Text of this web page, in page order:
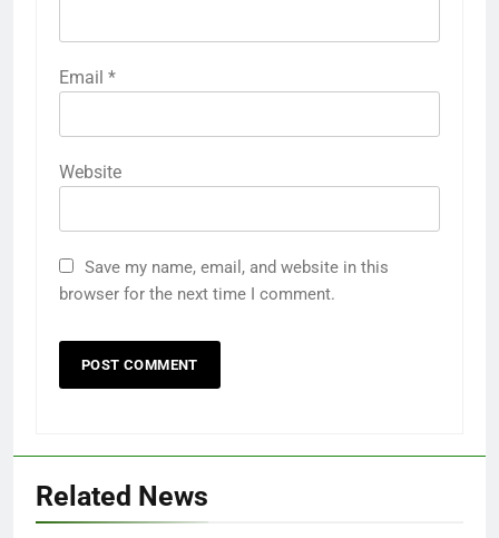
Email *
Website
Save my name, email, and website in this
browser for the next time I comment.
Related News